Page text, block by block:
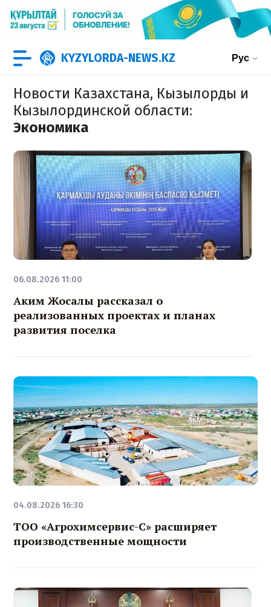
KYZYLORDA-NEWS.KZ Рус
Новости Казахстана, Кызылорды и
Кызылординской области:
Экономика
06.08.2026 11:00
Аким Жосалы рассказал о
реализованных проектах и планах
развития поселка
04.08.2026 16:30
ТОО «Агрохимсервис-С» расширяет
производственные мощности